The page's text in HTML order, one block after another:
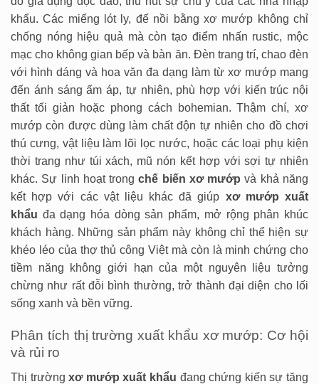
khẩu. Các miếng lót ly, đế nồi bằng xơ mướp không chỉ
chống nóng hiệu quả mà còn tạo điểm nhấn rustic, mộc
mạc cho không gian bếp và bàn ăn. Đèn trang trí, chao đèn
với hình dáng và hoa văn đa dạng làm từ xơ mướp mang
đến ánh sáng ấm áp, tự nhiên, phù hợp với kiến trúc nội
thất tối giản hoặc phong cách bohemian. Thậm chí, xơ
mướp còn được dùng làm chất độn tự nhiên cho đồ chơi
thú cưng, vật liệu làm lõi lọc nước, hoặc các loại phụ kiện
thời trang như túi xách, mũ nón kết hợp với sợi tự nhiên
khác. Sự linh hoạt trongchế biến xơ mướp và khả năng
kết hợp với các vật liệu khác đã giúp xơ mướp xuất
khẩu đa dạng hóa dòng sản phẩm, mở rộng phân khúc
khách hàng. Những sản phẩm này không chỉ thể hiện sự
khéo léo của thợ thủ công Việt mà còn là minh chứng cho
tiềm năng không giới hạn của một nguyên liệu tưởng
chừng như rất đỗi bình thường, trở thành đại diện cho lối
sống xanh và bền vững.
Phân tích thị trường xuất khẩu xơ mướp: Cơ hội
và rủi ro
Thị trườngxơ mướp xuất khẩu đang chứng kiến sự tăng